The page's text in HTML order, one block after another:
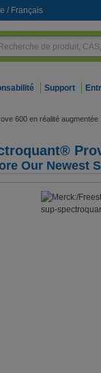
/ Français
Support
600 en réalité augmentée
Our Newest